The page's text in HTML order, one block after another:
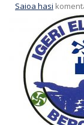
Saioa hasi